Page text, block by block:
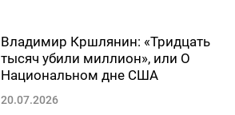
Владимир Кршлянин: «Тридцать
тысяч убили миллион», или О
Национальном дне США
20.07.2026